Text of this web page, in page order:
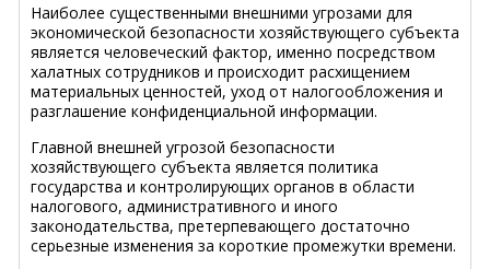
Наиболее существенными внешними угрозами для
экономической безопасности хозяйствующего субъекта
является человеческий фактор, именно посредством
халатных сотрудников и происходит расхищением
материальных ценностей, уход от налогообложения и
разглашение конфиденциальной информации.
Главной внешней угрозой безопасности
хозяйствующего субъекта является политика
государства и контролирующих органов в области
налогового, административного и иного
законодательства, претерпевающего достаточно
серьезные изменения за короткие промежутки времени.